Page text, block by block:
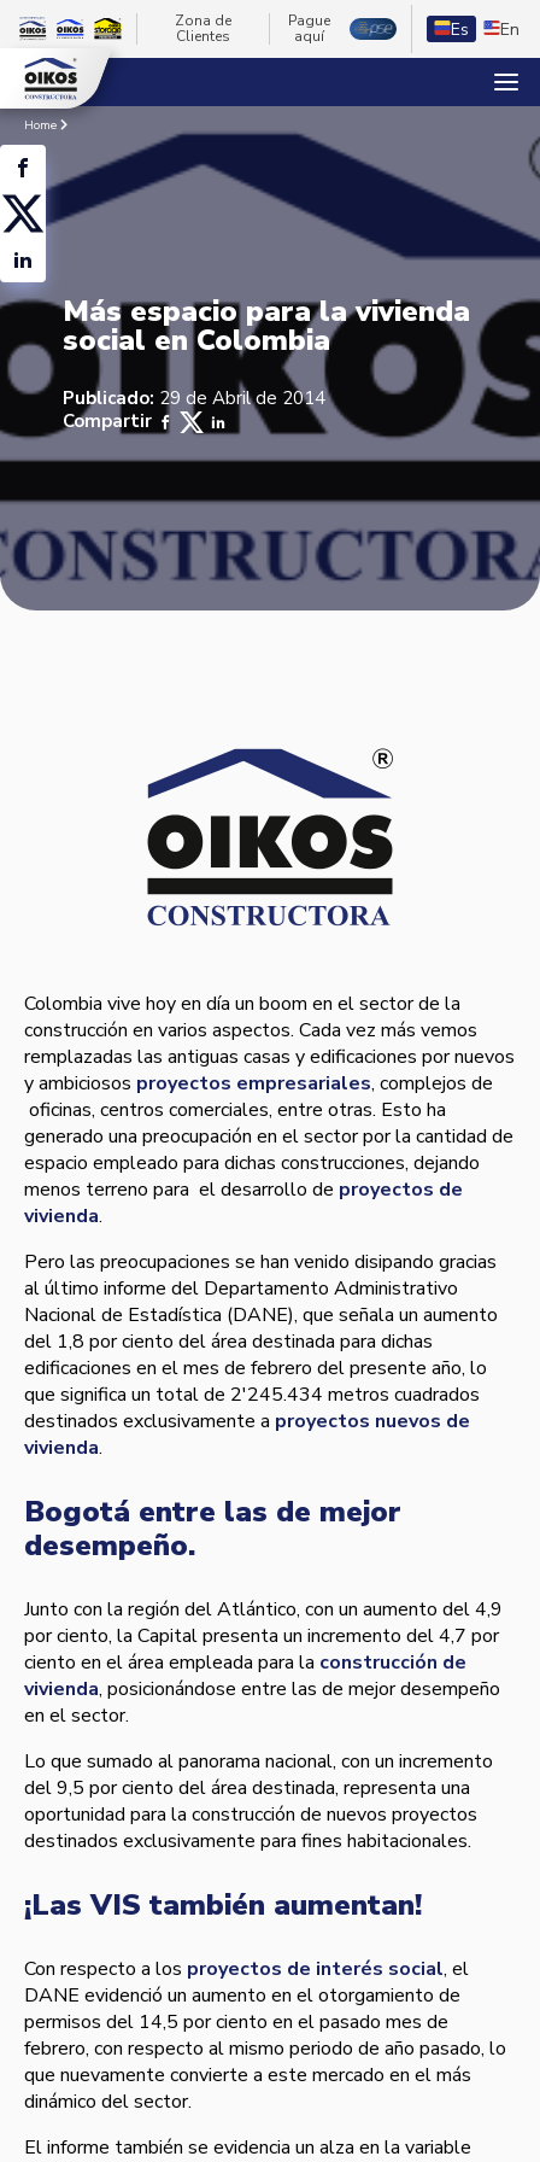
Zona de
Clientes
Pague
aquí
Es En
Home
Más espacio para la vivienda
social en Colombia
Publicado: 29 de Abril de 2014
Compartir
Colombia vive hoy en dí­a un boom en el sector de la
construcción en varios aspectos. Cada vez más vemos
remplazadas las antiguas casas y edificaciones por nuevos
y ambiciosos proyectos empresariales, complejos de
oficinas, centros comerciales, entre otras. Esto ha
generado una preocupación en el sector por la cantidad de
espacio empleado para dichas construcciones, dejando
menos terreno para el desarrollo de proyectos de
vivienda.
Pero las preocupaciones se han venido disipando gracias
al último informe del Departamento Administrativo
Nacional de Estadí­stica (DANE), que señala un aumento
del 1,8 por ciento del área destinada para dichas
edificaciones en el mes de febrero del presente año, lo
que significa un total de 2'245.434 metros cuadrados
destinados exclusivamente a proyectos nuevos de
vivienda.
Bogotá entre las de mejor
desempeño.
Junto con la región del Atlántico, con un aumento del 4,9
por ciento, la Capital presenta un incremento del 4,7 por
ciento en el área empleada para la construcción de
vivienda, posicionándose entre las de mejor desempeño
en el sector.
Lo que sumado al panorama nacional, con un incremento
del 9,5 por ciento del área destinada, representa una
oportunidad para la construcción de nuevos proyectos
destinados exclusivamente para fines habitacionales.
¡Las VIS también aumentan!
Con respecto a los proyectos de interés social, el
DANE evidenció un aumento en el otorgamiento de
permisos del 14,5 por ciento en el pasado mes de
febrero, con respecto al mismo periodo de año pasado, lo
que nuevamente convierte a este mercado en el más
dinámico del sector.
El informe también se evidencia un alza en la variable